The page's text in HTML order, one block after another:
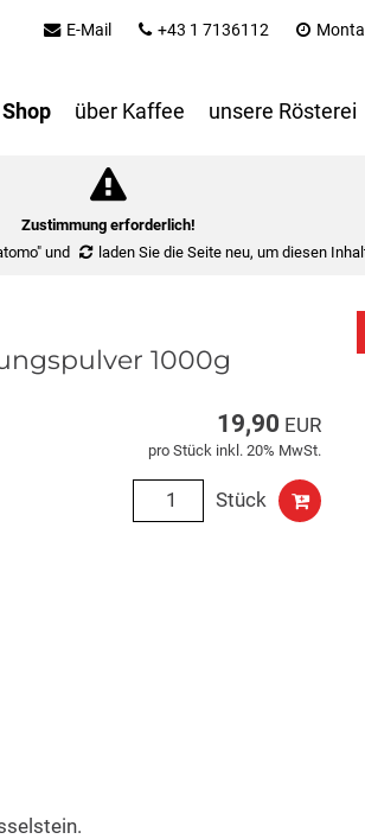
Zustimmung erforderlich!
und laden Sie die Seite neu, um diesen
E-Mail +43 1 7136112
Shop über Kaffee unsere Rösterei
1000g
19,90 EUR
pro Stück inkl. 20% MwSt.
Stück